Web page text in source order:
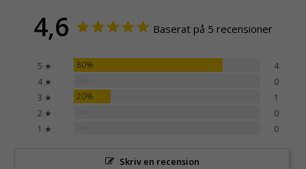
4,6 Baserat på 5 recensioner
5 ★ 80%
4
4 ★
0
3 ★
20%
1
2 ★
0
1 ★
0
Skriv en recension